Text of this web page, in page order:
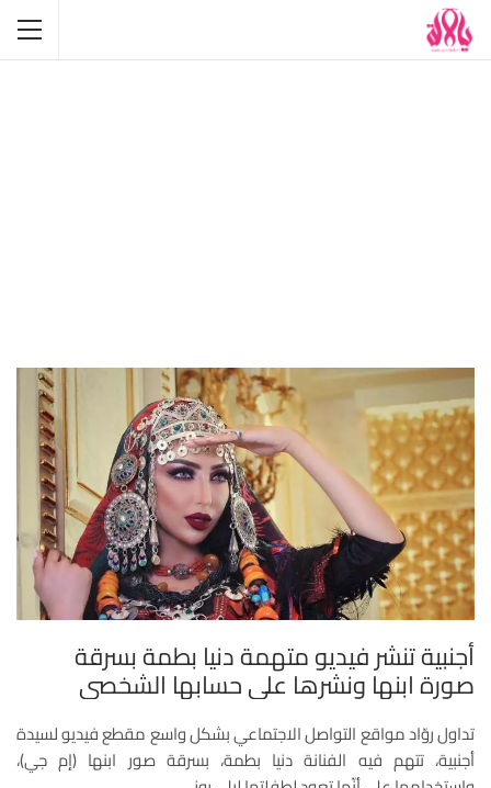
أجنبية تنشر فيديو متهمة دنيا بطمة بسرقة
صورة ابنها ونشرها على حسابها الشخصي
تداول روّاد مواقع التواصل الاجتماعي بشكل واسع مقطع فيديو لسيدة
أجنبية، تتهم فيه الفنانة دنيا بطمة، بسرقة صور ابنها (إم جي)،